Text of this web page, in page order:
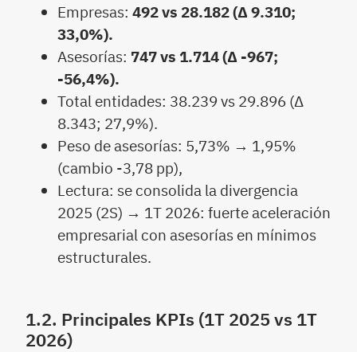
Empresas: 492 vs 28.182 (Δ 9.310;
33,0%).
Asesorías: 747 vs 1.714 (Δ -967;
-56,4%).
Total entidades: 38.239 vs 29.896 (Δ
8.343; 27,9%).
Peso de asesorías: 5,73% → 1,95%
(cambio -3,78 pp),
Lectura: se consolida la divergencia
2025 (2S) → 1T 2026: fuerte aceleración
empresarial con asesorías en mínimos
estructurales.
1.2. Principales KPIs (1T 2025 vs 1T
2026)